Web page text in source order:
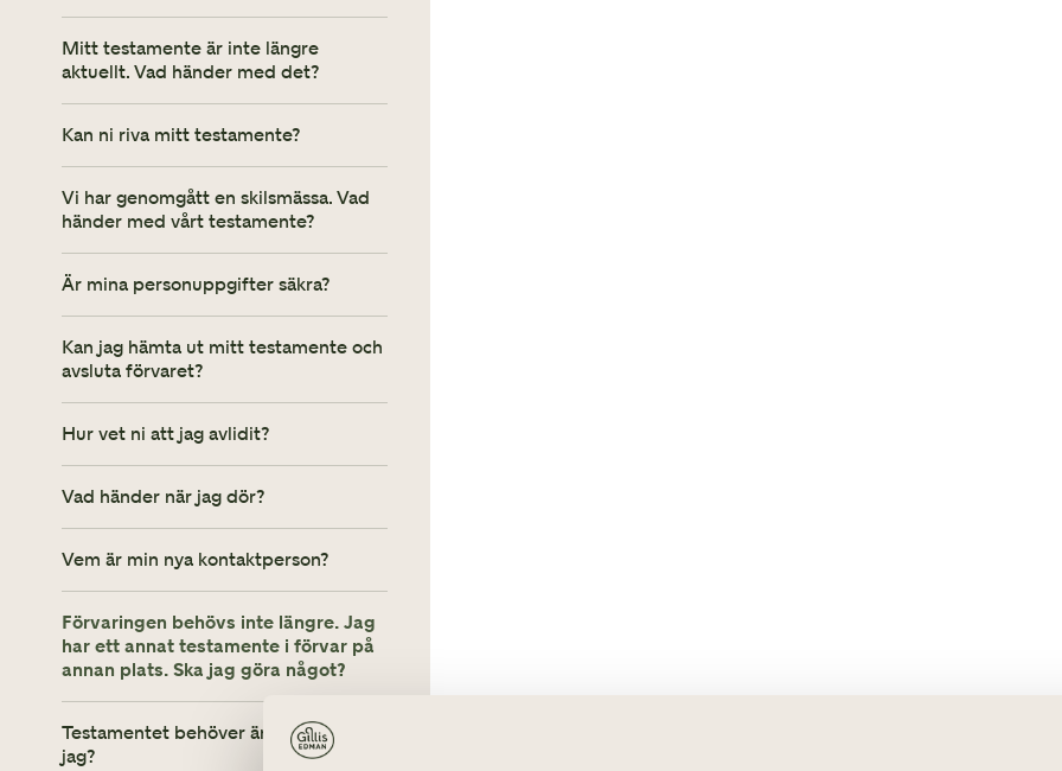
Mitt testamente är inte längre
aktuellt. Vad händer med det?
Kan ni riva mitt testamente?
Vi har genomgått en skilsmässa. Vad
händer med vårt testamente?
Är mina personuppgifter säkra?
Kan jag hämta ut mitt testamente och
avsluta förvaret?
Hur vet ni att jag avlidit?
Vad händer när jag dör?
Vem är min nya kontaktperson?
Förvaringen behövs inte längre. Jag
har ett annat testamente i förvar på
annan plats. Ska jag göra något?
Testamentet behöver ändras. Hur gör
jag?